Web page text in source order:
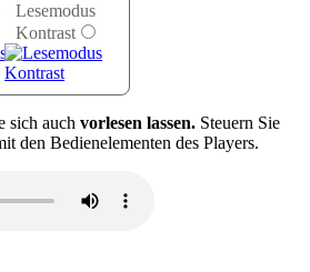
Lesemodus
Kontrast
sich auch vorlesen lassen. Steuern Sie
den Bedienelementen des Players.